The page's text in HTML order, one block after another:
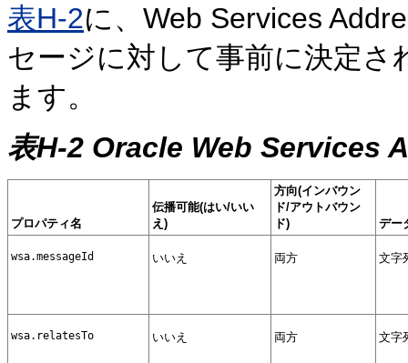
表H-2に、Web Services
セージに対して事前に決定
ます。
表H-2 Oracle Web Services
プロパティ名
伝播可能(はい/いい
え)
方向(インバウン
ド/アウトバウン
ド)
デー
wsa.messageId いいえ 両方 文字
wsa.relatesTo いいえ 両方 文字